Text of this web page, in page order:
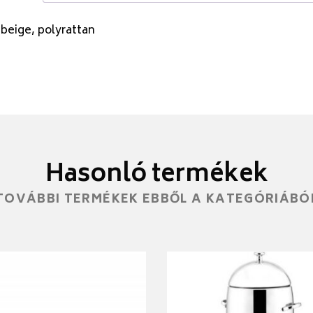
polyrattan
Hasonló termékek
TERMÉKEK EBBŐL A